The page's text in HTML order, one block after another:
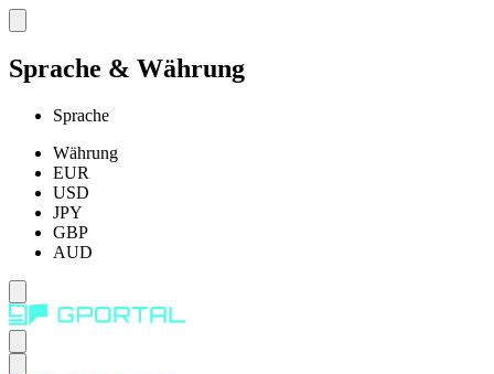
Sprache & Währung
Sprache
Währung
EUR
USD
JPY
GBP
AUD